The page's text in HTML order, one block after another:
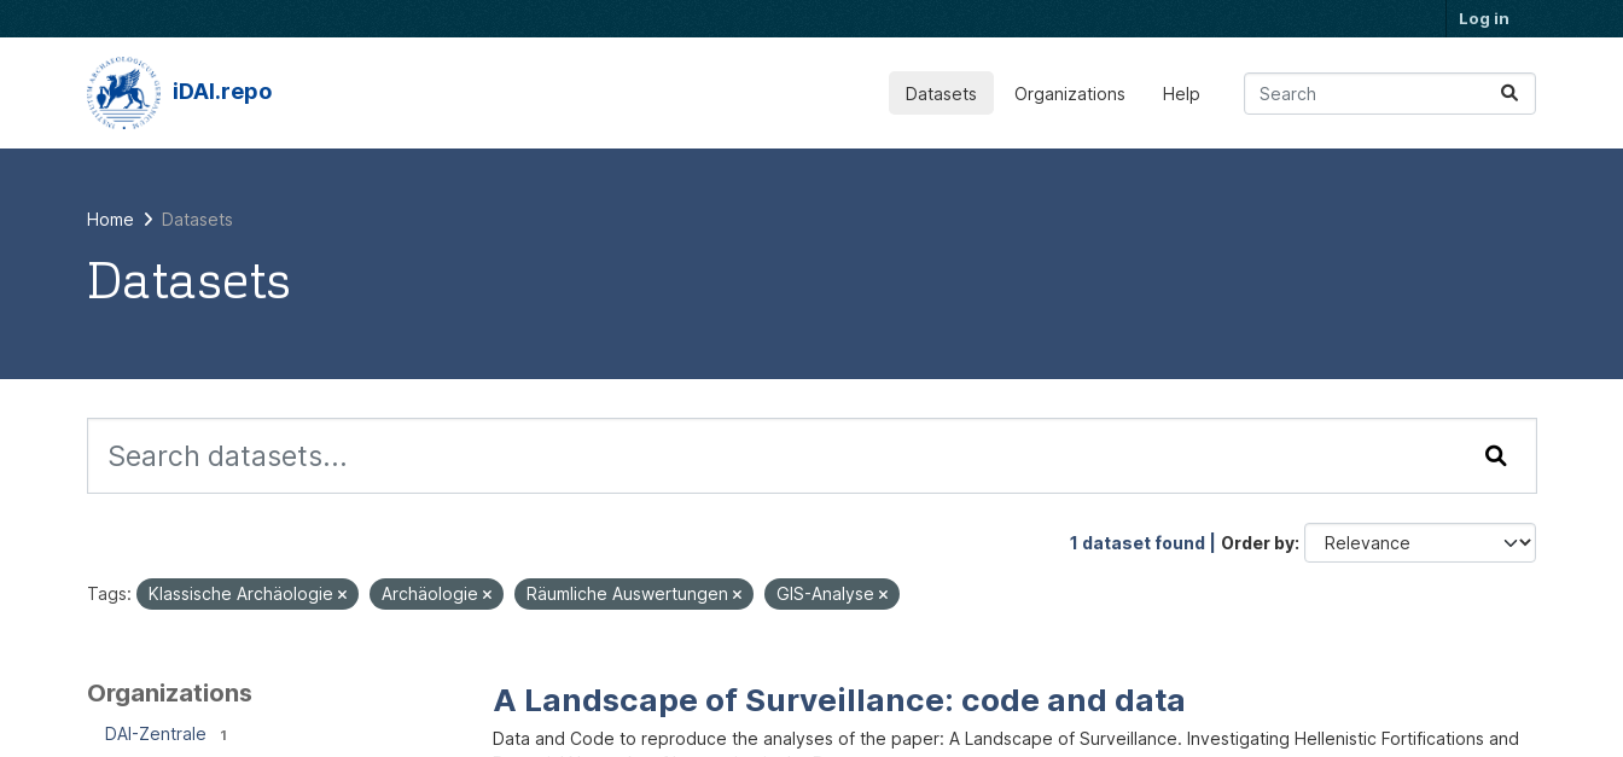
Log in
iDAI.repo Datasets Organizations Help
Home Datasets
Datasets
1 dataset found | Order by
Tags: Klassische Archäologie Archäologie Räumliche Auswertungen GIS-Analyse
Organizations
DAI-Zentrale 1
A Landscape of Surveillance: code and data
Data and Code to reproduce the analyses of the paper: A Landscape of Surveillance. Investigating Hellenistic Fortifications and